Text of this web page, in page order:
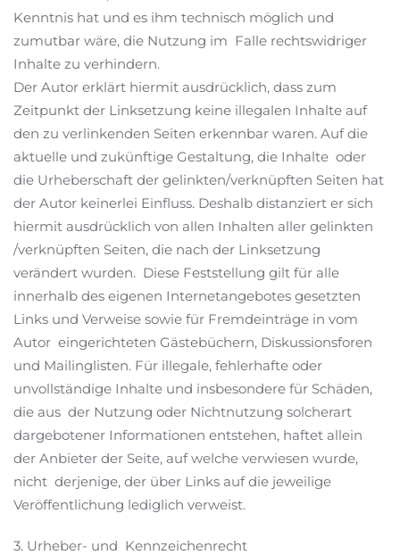
Kenntnis hat und es ihm technisch möglich und
zumutbar wäre, die Nutzung im Falle rechtswidriger
Inhalte zu verhindern.
Der Autor erklärt hiermit ausdrücklich, dass zum
Zeitpunkt der Linksetzung keine illegalen Inhalte auf
den zu verlinkenden Seiten erkennbar waren. Auf die
aktuelle und zukünftige Gestaltung, die Inhalte oder
die Urheberschaft der gelinkten/verknüpften Seiten hat
der Autor keinerlei Einfluss. Deshalb distanziert er sich
hiermit ausdrücklich von allen Inhalten aller gelinkten
/verknüpften Seiten, die nach der Linksetzung
verändert wurden. Diese Feststellung gilt für alle
innerhalb des eigenen Internetangebotes gesetzten
Links und Verweise sowie für Fremdeinträge in vom
Autor eingerichteten Gästebüchern, Diskussionsforen
und Mailinglisten. Für illegale, fehlerhafte oder
unvollständige Inhalte und insbesondere für Schäden,
die aus der Nutzung oder Nichtnutzung solcherart
dargebotener Informationen entstehen, haftet allein
der Anbieter der Seite, auf welche verwiesen wurde,
nicht derjenige, der über Links auf die jeweilige
Veröffentlichung lediglich verweist.
3. Urheber- und Kennzeichenrecht